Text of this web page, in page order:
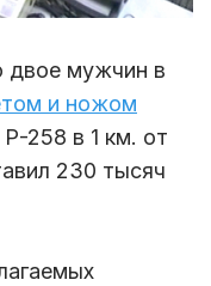
двое мужчин в
и ножом
Р-258 в 1 км. от
230 тысяч